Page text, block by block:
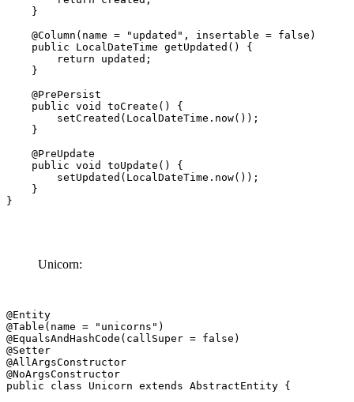
    }
    @Column(name = "updated", insertable = false)
    public LocalDateTime getUpdated() {
        return updated;
    }
    @PrePersist
    public void toCreate() {
        setCreated(LocalDateTime.now());
    }
    @PreUpdate
    public void toUpdate() {
        setUpdated(LocalDateTime.now());
    }
}
Unicorn:
@Entity
@Table(name = "unicorns")
@EqualsAndHashCode(callSuper = false)
@Setter
@AllArgsConstructor
@NoArgsConstructor
public class Unicorn extends AbstractEntity {